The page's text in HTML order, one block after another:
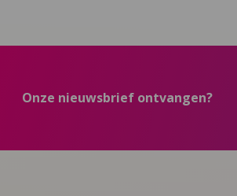
Onze nieuwsbrief ontvangen?